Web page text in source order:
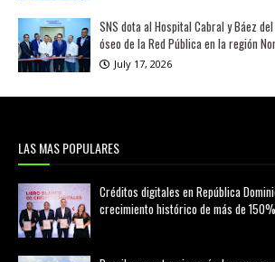
SNS dota al Hospital Cabral y Báez
óseo de la Red Pública en la región
July 17, 2026
LAS MAS POPULARES
Créditos digitales en República
crecimiento histórico de más de 150%